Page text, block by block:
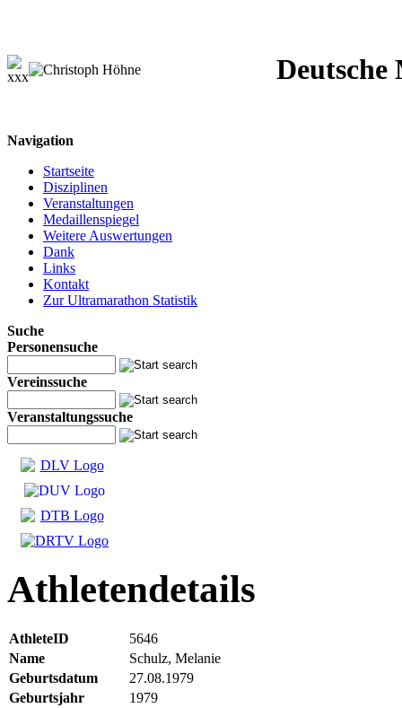
Navigation
Startseite
Disziplinen
Veranstaltungen
Medaillenspiegel
Weitere Auswertungen
Dank
Links
Kontakt
Zur Ultramarathon Statistik
Suche
Personensuche
Vereinssuche
Veranstaltungssuche
Athletendetails
AthleteID
5646
Name
Schulz, Melanie
Geburtsdatum
27.08.1979
Geburtsjahr
1979